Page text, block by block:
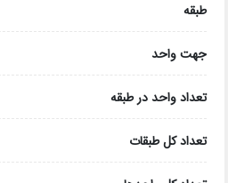
طبقه
جهت واحد
تعداد واحد در طبقه
تعداد کل طبقات